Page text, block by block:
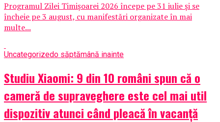
Programul Zilei Timișoarei 2026 începe pe 31 iulie și se
încheie pe 3 august, cu manifestări organizate în mai
multe...
Uncategorizedo săptămână inainte
Studiu Xiaomi: 9 din 10 români spun că o
cameră de supraveghere este cel mai util
dispozitiv atunci când pleacă în vacanță